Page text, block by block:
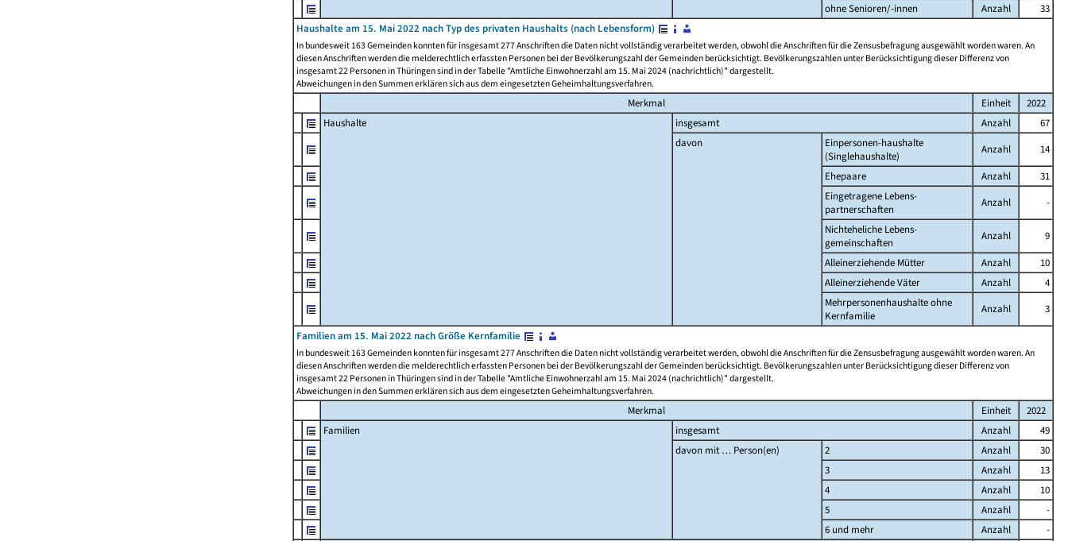
ohne Senioren/-innen
Anzahl
33
Haushalte am 15. Mai 2022 nach Typ des privaten Haushalts (nach Lebensform)
In bundesweit 163 Gemeinden konnten für insgesamt 277 Anschriften die Daten nicht vollständig verarbeitet werden, obwohl die Anschriften für die Zensusbefragung ausgewählt worden waren. An
diesen Anschriften werden die melderechtlich erfassten Personen bei der Bevölkerungszahl der Gemeinden berücksichtigt. Bevölkerungszahlen unter Berücksichtigung dieser Differenz von
insgesamt 22 Personen in Thüringen sind in der Tabelle "Amtliche Einwohnerzahl am 15. Mai 2024 (nachrichtlich)" dargestellt.
Abweichungen in den Summen erklären sich aus dem eingesetzten Geheimhaltungsverfahren.
Merkmal Einheit
2022
Haushalte
insgesamt Anzahl
67
davon
Einpersonen-haushalte
(Singlehaushalte)
Anzahl
14
Ehepaare
Anzahl
31
Eingetragene Lebens-
partnerschaften
Anzahl
-
Nichteheliche Lebens-
gemeinschaften
Anzahl
9
Alleinerziehende Mütter
Anzahl
10
Alleinerziehende Väter
Anzahl
4
Mehrpersonenhaushalte ohne
Kernfamilie
Anzahl
3
Familien am 15. Mai 2022 nach Größe Kernfamilie
In bundesweit 163 Gemeinden konnten für insgesamt 277 Anschriften die Daten nicht vollständig verarbeitet werden, obwohl die Anschriften für die Zensusbefragung ausgewählt worden waren. An
diesen Anschriften werden die melderechtlich erfassten Personen bei der Bevölkerungszahl der Gemeinden berücksichtigt. Bevölkerungszahlen unter Berücksichtigung dieser Differenz von
insgesamt 22 Personen in Thüringen sind in der Tabelle "Amtliche Einwohnerzahl am 15. Mai 2024 (nachrichtlich)" dargestellt.
Abweichungen in den Summen erklären sich aus dem eingesetzten Geheimhaltungsverfahren.
Merkmal Einheit
2022
Familien
insgesamt Anzahl
49
davon mit … Person(en)
2 Anzahl
30
3
Anzahl
13
4
Anzahl
10
5
Anzahl
-
6 und mehr
Anzahl
-